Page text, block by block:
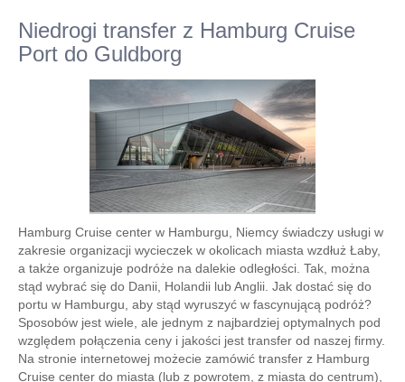
Niedrogi transfer z Hamburg Cruise
Port do Guldborg
Hamburg Cruise center w Hamburgu, Niemcy świadczy usługi w
zakresie organizacji wycieczek w okolicach miasta wzdłuż Łaby,
a także organizuje podróże na dalekie odległości. Tak, można
stąd wybrać się do Danii, Holandii lub Anglii. Jak dostać się do
portu w Hamburgu, aby stąd wyruszyć w fascynującą podróż?
Sposobów jest wiele, ale jednym z najbardziej optymalnych pod
względem połączenia ceny i jakości jest transfer od naszej firmy.
Na stronie internetowej możecie zamówić transfer z Hamburg
Cruise center do miasta (lub z powrotem, z miasta do centrum),